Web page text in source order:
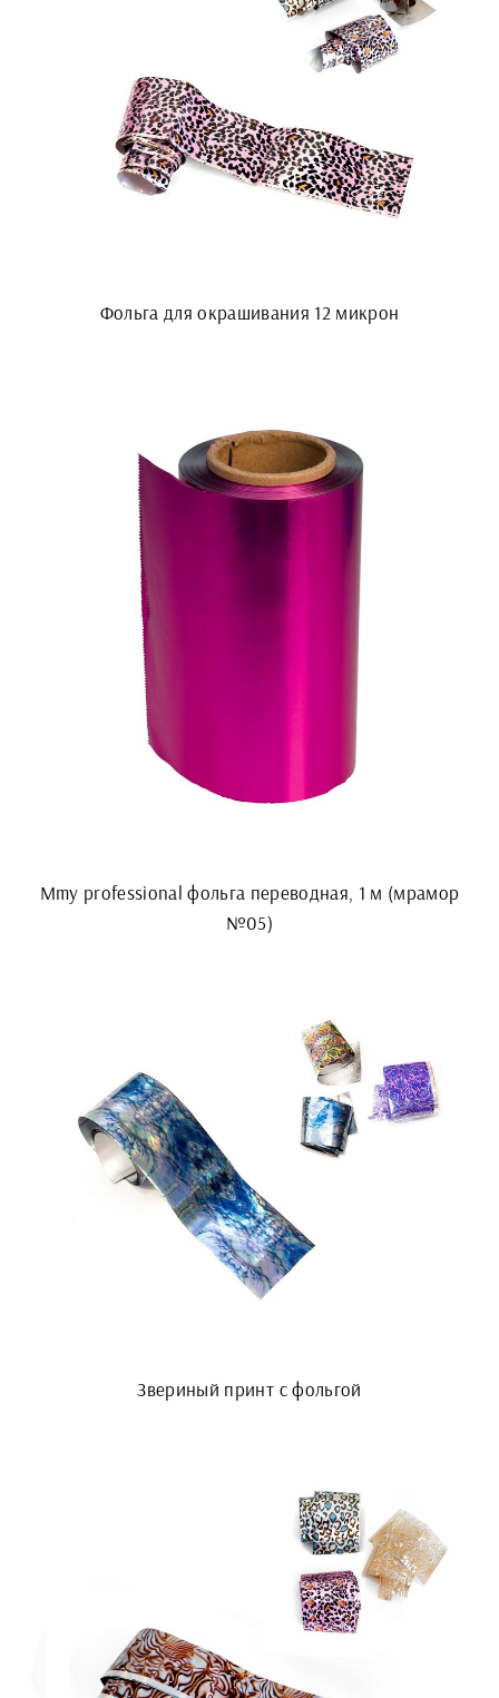
Фольга для окрашивания 12 микрон
Mmy professional фольга переводная, 1 м (мрамор
№05)
Звериный принт с фольгой